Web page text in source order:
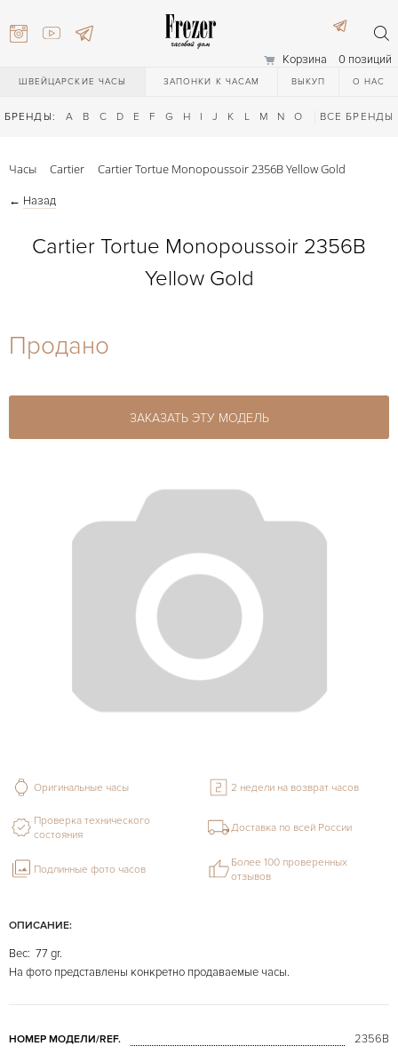
Корзина 0 позиций
ШВЕЙЦАРСКИЕ ЧАСЫ ЗАПОНКИ К ЧАСАМ ВЫКУП О НАС
БРЕНДЫ: A B C D E F G H I J K L M N O Q R S T
ВСЕ БРЕНДЫ
27-44
Часы Cartier Cartier Tortue Monopoussoir 2356B Yellow Gold
← Назад
Cartier Tortue Monopoussoir 2356B
Yellow Gold
Продано
ЗАКАЗАТЬ ЭТУ МОДЕЛЬ
ОПИСАНИЕ:
Вес: 77 gr.
На фото представлены конкретно продаваемые часы.
НОМЕР МОДЕЛИ/REF. 2356B
Оригинальные часы 2 недели на возврат часов
Проверка технического
состояния
Доставка по всей России
Подлинные фото часов
Более 100 проверенных
отзывов